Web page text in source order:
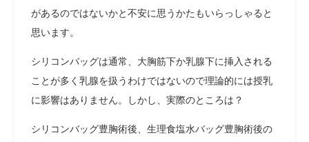
があるのではないかと不安に思うかたもいらっしゃると
思います。
シリコンバッグは通常、大胸筋下か乳腺下に挿入される
ことが多く乳腺を扱うわけではないので理論的には授乳
に影響はありません。しかし、実際のところは？
シリコンバッグ豊胸術後、生理食塩水バッグ豊胸術後の